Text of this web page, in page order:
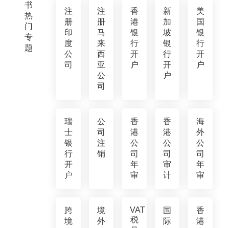
书
热
门
专
题
注
册
印
度
公
司
注
册
马
来
西
亚
公
司
香
港
银
行
开
户
新
加
坡
银
行
开
户
美
国
银
行
开
户
瑞
士
银
行
开
户
公
司
注
销
香
港
公
司
年
审
香
港
公
司
审
计
海
外
公
司
年
审
跨
境
境
外
VAT
税
国
际
香
港